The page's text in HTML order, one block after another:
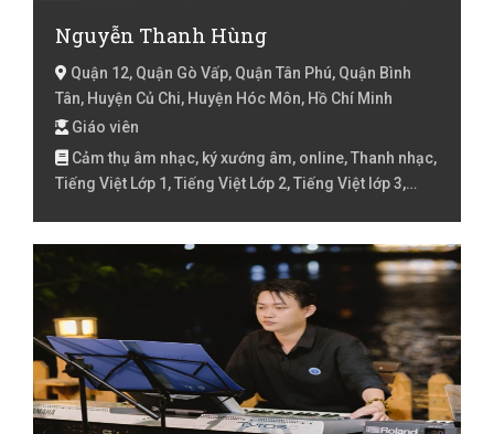
Nguyễn Thanh Hùng
Quận 12, Quận Gò Vấp, Quận Tân Phú, Quận Bình
Tân, Huyện Củ Chi, Huyện Hóc Môn, Hồ Chí Minh
Giáo viên
Cảm thụ âm nhạc, ký xướng âm, online, Thanh nhạc,
Tiếng Việt Lớp 1, Tiếng Việt Lớp 2, Tiếng Việt lớp 3,
chậm phát triển, Trẻ tự kỹ, Đàn Guitar, Đàn Guitar điện,
Đàn Organ, Đàn Piano, Đàn Ukulele